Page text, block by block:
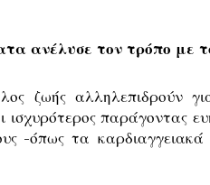
ανέλυσε τον τρόπο με
ζωής αλληλεπιδρούν
ισχυρότερος παράγοντας
-όπως τα